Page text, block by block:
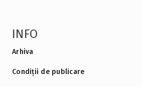
INFO
Arhiva
Condiții de publicare